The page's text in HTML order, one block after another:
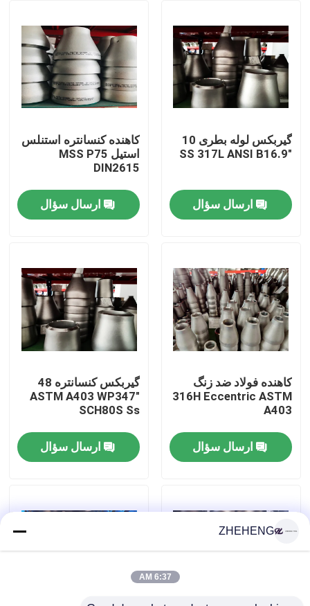
صفحه اصلی
درباره ما
تور کارخانه
کنترل کیفیت
فلنج لوله از جنس استنلس استیل
آرنج لوله ای از جنس استنلس استیل
گیربکس لوله بطری 10
"SS 317L ANSI B16.9
ارسال سؤال
کاهنده کنسانتره استنلس
استیل MSS P75
DIN2615
ارسال سؤال
کاهنده فولاد ضد زنگ
316H Eccentric ASTM
A403
ارسال سؤال
گیربکس کنسانتره 48
"ASTM A403 WP347
SCH80S Ss
ارسال سؤال
ZHEHENG
6:37 AM